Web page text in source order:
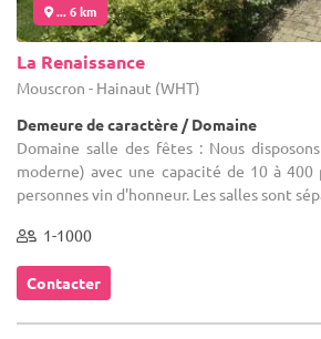
... 6 km
La Renaissance
Mouscron - Hainaut (WHT)
Demeure de caractère / Domaine
Domaine salle des fêtes : Nous
moderne) avec une capacité de 10 à 400
personnes vin d'honneur. Les salles sont
1-1000
Contacter